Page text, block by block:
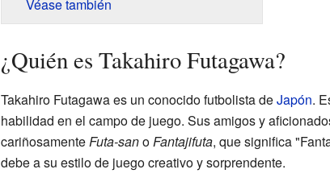
Véase también
¿Quién es Takahiro Futagawa?
Takahiro Futagawa es un conocido futbolista deJapón.
habilidad en el campo de juego. Sus amigos y
cariñosamenteFuta-sanoFantajifuta, que significa
debe a su estilo de juego creativo y sorprendente.